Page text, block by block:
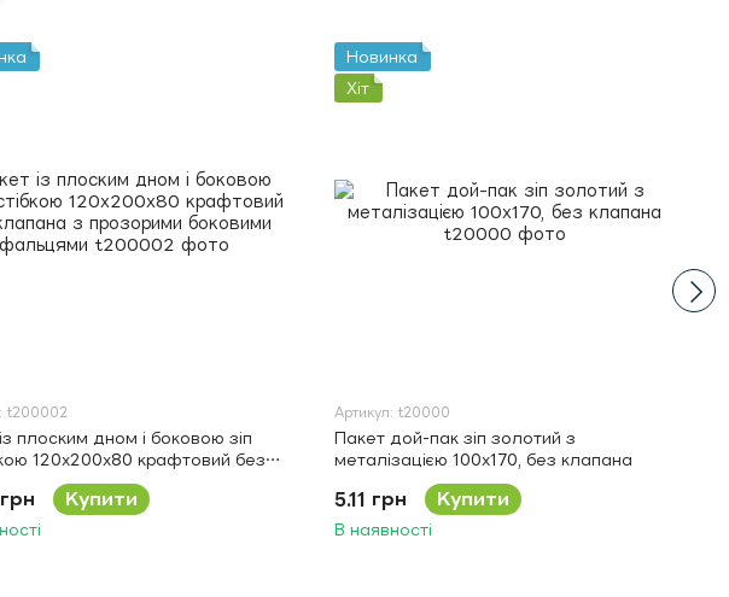
t200002
плоским дном і боковою зіп
120х200х80 крафтовий без
з прозорими боковими
Купити
Новинка
Хіт
Артикул: t20000
Пакет дой-пак зіп золотий з
металізацією 100х170, без клапана
5.11 грн Купити
В наявності